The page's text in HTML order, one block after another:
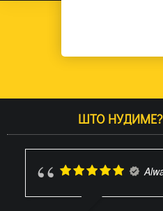
ШТО НУДИМЕ?